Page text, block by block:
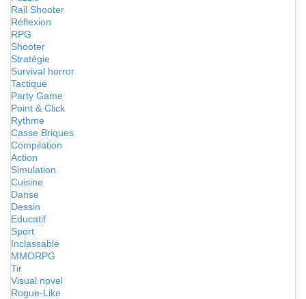
Rail Shooter
Réflexion
RPG
Shooter
Stratégie
Survival horror
Tactique
Party Game
Point & Click
Rythme
Casse Briques
Compilation
Action
Simulation
Cuisine
Danse
Dessin
Educatif
Sport
Inclassable
MMORPG
Tir
Visual novel
Rogue-Like